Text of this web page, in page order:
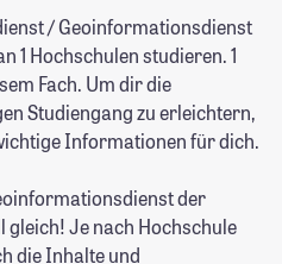
/ Geoinformationsdienst
1 Hochschulen studieren. 1
Fach. Um dir die
Studiengang zu erleichtern,
Informationen für dich.
der
Je nach Hochschule
die Inhalte und